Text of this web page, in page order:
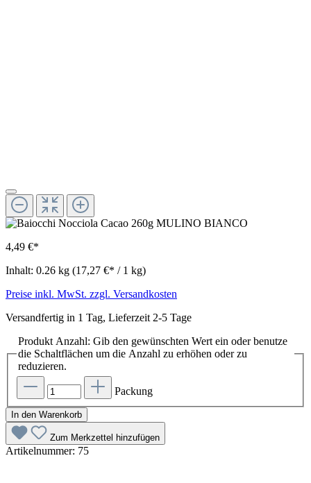
4,49 €*
Inhalt: 0.26 kg (17,27 €* / 1 kg)
Preise inkl. MwSt. zzgl. Versandkosten
Versandfertig in 1 Tag, Lieferzeit 2-5 Tage
Produkt Anzahl: Gib den gewünschten Wert ein oder benutze
die Schaltflächen um die Anzahl zu erhöhen oder zu
reduzieren.
Packung
In den Warenkorb
Zum Merkzettel hinzufügen
Artikelnummer: 75